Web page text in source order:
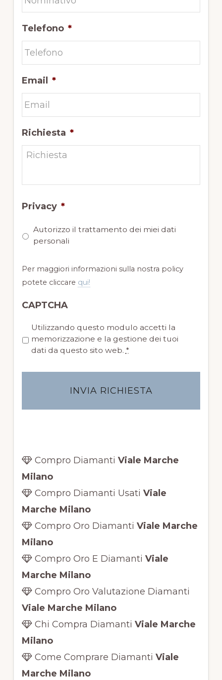
Telefono *
Email *
Richiesta *
Privacy *
Autorizzo il trattamento dei miei dati
personali
Per maggiori informazioni sulla nostra policy
potete cliccare qui!
CAPTCHA
r
a
*
Utilizzando questo modulo accetti la
memorizzazione e la gestione dei tuoi
dati da questo sito web. *
Compro Diamanti Viale Marche
Milano
Compro Diamanti Usati Viale
Marche Milano
Compro Oro Diamanti Viale Marche
Milano
Compro Oro E Diamanti Viale
Marche Milano
Compro Oro Valutazione Diamanti
Viale Marche Milano
Chi Compra Diamanti Viale Marche
Milano
Come Comprare Diamanti Viale
Marche Milano